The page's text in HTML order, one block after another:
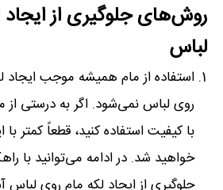
روش‌های جلوگیری از
لباس
استفاده از مام همیشه موجب ایجاد
روی لباس نمی‌شود. اگر به درستی از
با کیفیت استفاده کنید، قطعاً کمتر
خواهید شد. در ادامه می‌توانید با
جلوگیری از ایجاد لکه مام روی لباس